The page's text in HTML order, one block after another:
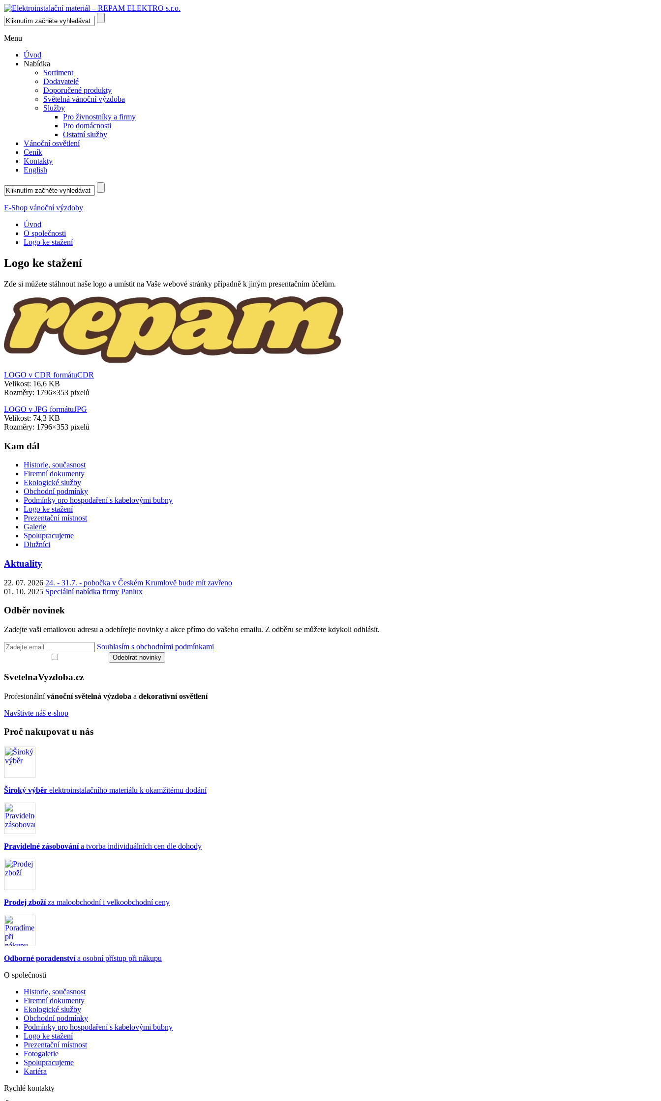
Menu
Úvod
Nabídka
Sortiment
Dodavatelé
Doporučené produkty
Světelná vánoční výzdoba
Služby
Pro živnostníky a firmy
Pro domácnosti
Ostatní služby
Vánoční osvětlení
Ceník
Kontakty
English
E-Shop vánoční výzdoby
Úvod
O společnosti
Logo ke stažení
Logo ke stažení
Zde si můžete stáhnout naše logo a umístit na Vaše webové stránky případně k jiným presentačním účelům.
LOGO v CDR formátuCDR
Velikost: 16,6 KB
Rozměry: 1796×353 pixelů
LOGO v JPG formátuJPG
Velikost: 74,3 KB
Rozměry: 1796×353 pixelů
Kam dál
Historie, současnost
Firemní dokumenty
Ekologické služby
Obchodní podmínky
Podmínky pro hospodaření s kabelovými bubny
Logo ke stažení
Prezentační místnost
Galerie
Spolupracujeme
Dlužníci
Aktuality
22. 07. 2026 24. - 31.7. - pobočka v Českém Krumlově bude mít zavřeno
01. 10. 2025 Speciální nabídka firmy Panlux
Odběr novinek
Zadejte vaši emailovou adresu a odebírejte novinky a akce přímo do vašeho emailu. Z odběru se můžete kdykoli odhlásit.
Souhlasím s obchodními podmínkami
SvetelnaVyzdoba.cz
Profesionálnívánoční světelná výzdoba a dekorativní osvětlení
Navštivte náš e-shop
Proč nakupovat u nás
Široký výběr elektroinstalačního materiálu k okamžitému dodání
Pravidelné zásobovánía tvorba individuálních cen dle dohody
Prodej zbožíza maloobchodní i velkoobchodní ceny
Odborné poradenstvía osobní přístup při nákupu
O společnosti
Historie, současnost
Firemní dokumenty
Ekologické služby
Obchodní podmínky
Podmínky pro hospodaření s kabelovými bubny
Logo ke stažení
Prezentační místnost
Fotogalerie
Spolupracujeme
Kariéra
Rychlé kontakty